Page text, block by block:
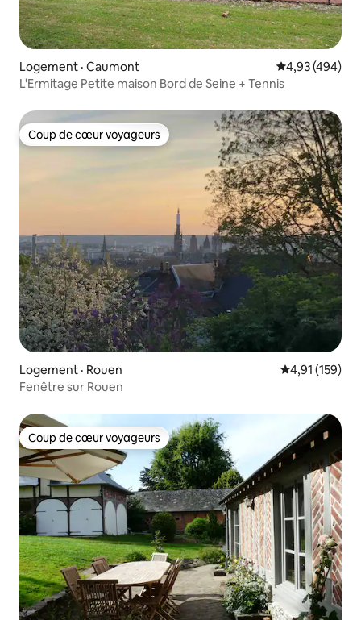
Logement · Caumont Note
4,93 (494)
L'Ermitage Petite maison Bord de Seine + Tennis
Coup de cœur voyageurs
Coup de cœur voyageurs
Logement · Rouen Note
4,91 (159)
Fenêtre sur Rouen
Coup de cœur voyageurs
Coup de cœur voyageurs